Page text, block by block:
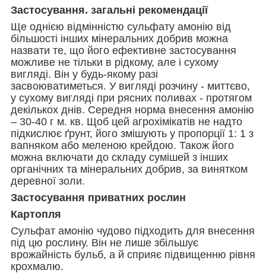
Застосування. загальні рекомендації
Ще однією відмінністю сульфату амонію від
більшості інших мінеральних добрив можна
назвати те, що його ефективне застосування
можливе не тільки в рідкому, але і сухому
вигляді. Він у будь-якому разі
засвоюватиметься. У вигляді розчину - миттєво,
у сухому вигляді при рясних поливах - протягом
декількох днів. Середня норма внесення амонію
– 30-40 г м. кв. Щоб цей агрохімікатів не надто
підкислює ґрунт, його змішують у пропорції 1: 1 з
вапняком або меленою крейдою. Також його
можна включати до складу сумішей з інших
органічних та мінеральних добрив, за винятком
деревної золи.
Застосування приватних рослин
Картопля
Сульфат амонію чудово підходить для внесення
під цю рослину. Він не лише збільшує
врожайність бульб, а й сприяє підвищенню рівня
крохмалю.